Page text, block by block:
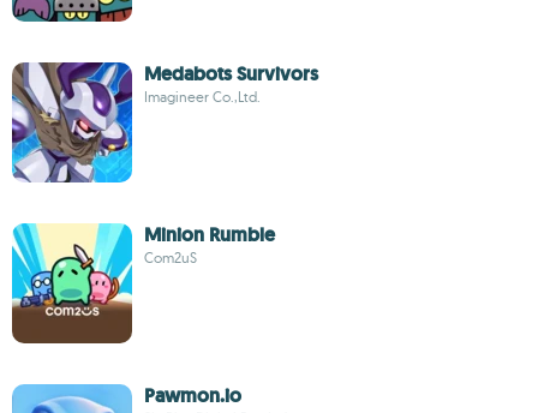
Medabots Survivors
Imagineer Co.,Ltd.
Minion Rumble
Com2uS
Pawmon.io